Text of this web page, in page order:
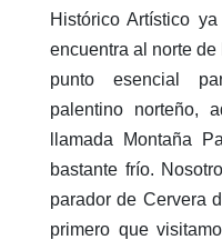
Histórico Artístico
encuentra al norte
punto esencial
palentino norteño,
llamada Montaña
bastante frío.
parador de Cervera
primero que